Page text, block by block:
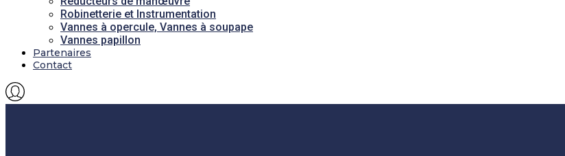
Robinetterie et Instrumentation
Vannes à opercule, Vannes à soupape
Vannes papillon
Partenaires
Contact